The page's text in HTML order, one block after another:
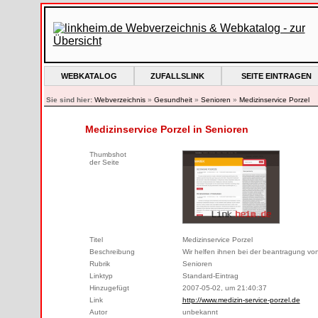
WEBKATALOG ZUFALLSLINK SEITE EINTRAGEN
Sie sind hier: Webverzeichnis» Gesundheit» Senioren » Medizinservice Porzel
Medizinservice Porzel in Senioren
Thumbshot
der Seite
Titel
Medizinservice Porzel
Beschreibung
Wir helfen ihnen bei der beantragung
Rubrik
Senioren
Linktyp
Standard-Eintrag
Hinzugefügt
2007-05-02, um 21:40:37
Link
http://www.medizin-service-porzel.de
Autor
unbekannt